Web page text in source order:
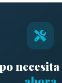
necesita